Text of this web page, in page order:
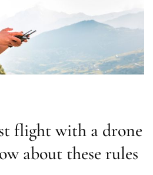
flight with a drone
about these rules